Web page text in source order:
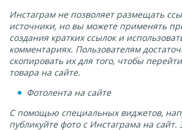
Инстаграм не позволяет размещать
источники, но вы можете применять
создания кратких ссылок и
комментариях. Пользователям
скопировать их для того, чтобы
товара на сайте.
Фотолента на сайте
С помощью специальных виджетов,
публикуйте фото с Инстаграма на сайт.